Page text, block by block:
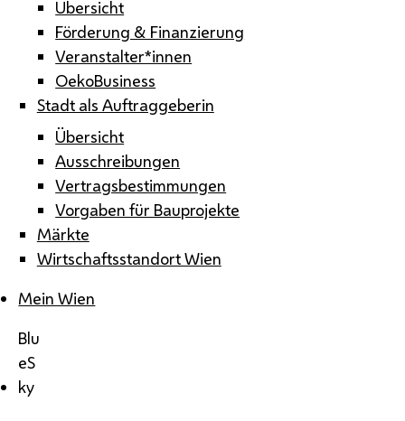
Übersicht
Förderung & Finanzierung
Veranstalter*innen
OekoBusiness
Stadt als Auftraggeberin
Übersicht
Ausschreibungen
Vertragsbestimmungen
Vorgaben für Bauprojekte
Märkte
Wirtschaftsstandort Wien
Mein Wien
Blu
eS
ky